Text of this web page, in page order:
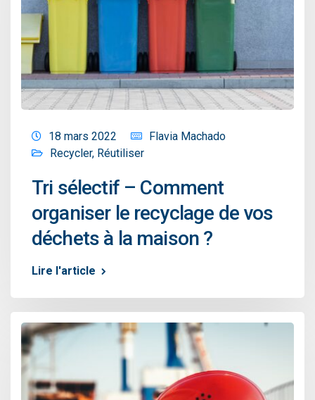
18 mars 2022
Flavia Machado
Recycler, Réutiliser
Tri sélectif – Comment
organiser le recyclage de vos
déchets à la maison ?
Lire l'article